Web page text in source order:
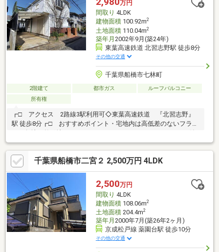
万円
間取り 4LDK
建物面積100.92m2
土地面積110.04m2
築年月 2002年9月(築24年)
東葉高速鉄道 北習志野駅 徒歩8分
その他の交通
千葉県船橋市七林町
2階建て 都市ガス
ルーフバルコニー
所有権
┏□ アクセス 2路線3駅利用可◇東葉高速鉄道 『北習志野』
駅 徒歩8分┏□ おすすめポイント・宅地内は高低差のないフラッ
き！暮らしのシーンに合わせて多様に利用できます。・前面の通
りからの人目を気にせずゆったりと寛げる2階リビング設計。・風
通し良好な南西ルーフバルコニー。┏□ Life Informationマルエ
ツ習志野店・・・約650m(徒歩9分)西友薬円台店・・・約710m(徒
歩10分)船橋市立七林小学校・・・約170m(徒歩3分)船橋市立七林
中学校・・・約450m(徒歩6分)
千葉県船橋市二宮２ 2,500万円 4LDK
2,500万円
間取り 4LDK
建物面積108.06m2
土地面積204.4m2
築年月 2000年7月(築26年2ヶ月)
京成松戸線 薬園台駅 徒歩10分
その他の交通